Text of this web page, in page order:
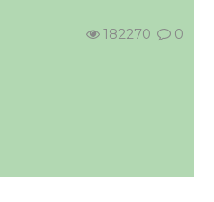
182270 0